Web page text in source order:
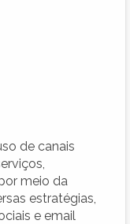
de canais
meio da
estratégias,
e email